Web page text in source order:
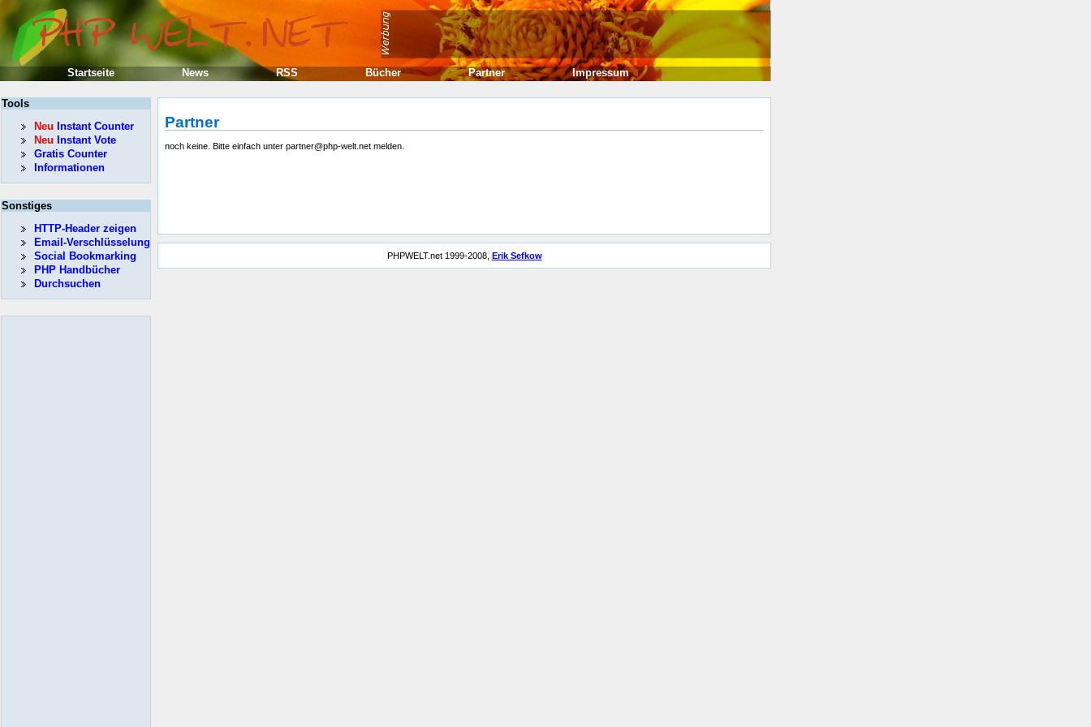
Partner
noch keine. Bitte einfach unter partner@php-welt.net melden.
Tools
Neu Instant Counter
Neu Instant Vote
Gratis Counter
Informationen
Sonstiges
HTTP-Header zeigen
Email-Verschlüsselung
Social Bookmarking
PHP Handbücher
Durchsuchen
Startseite News RSS Bücher Partner Impressum
PHPWELT.net 1999-2008, Erik Sefkow